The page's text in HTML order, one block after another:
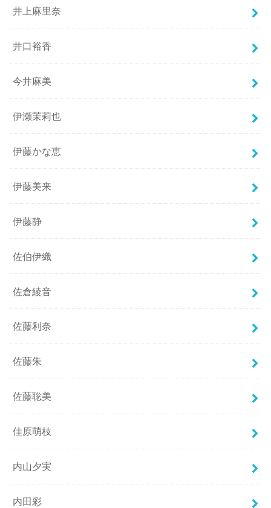
井上麻里奈
井口裕香
今井麻美
伊瀬茉莉也
伊藤かな恵
伊藤美来
伊藤静
佐伯伊織
佐倉綾音
佐藤利奈
佐藤朱
佐藤聡美
佳原萌枝
内山夕実
内田彩